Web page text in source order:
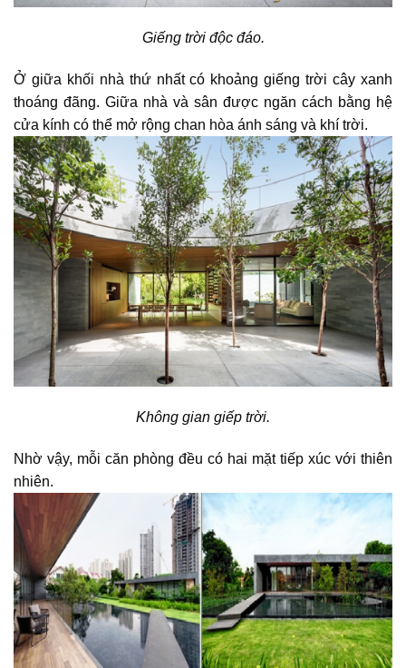
Giếng trời độc đáo.
Ở giữa khối nhà thứ nhất có khoảng giếng trời cây xanh
thoáng đãng. Giữa nhà và sân được ngăn cách bằng hệ
cửa kính có thể mở rộng chan hòa ánh sáng và khí trời.
Không gian giếp trời.
Nhờ vậy, mỗi căn phòng đều có hai mặt tiếp xúc với thiên
nhiên.